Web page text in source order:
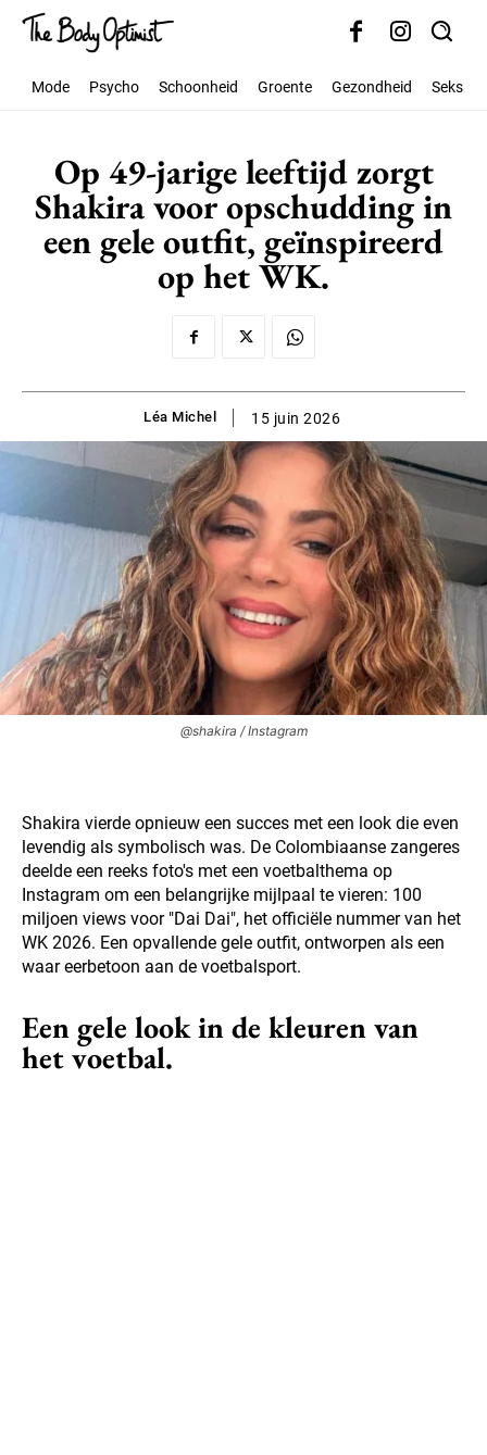
Mode Psycho Schoonheid Groente Gezondheid Seks
Op 49-jarige leeftijd zorgt
Shakira voor opschudding in
een gele outfit, geïnspireerd
op het WK.
Léa Michel 15 juin 2026
@shakira / Instagram
Shakira vierde opnieuw een succes met een look die even
levendig als symbolisch was. De Colombiaanse zangeres
deelde een reeks foto's met een voetbalthema op
Instagram om een belangrijke mijlpaal te vieren: 100
miljoen views voor "Dai Dai", het officiële nummer van het
WK 2026. Een opvallende gele outfit, ontworpen als een
waar eerbetoon aan de voetbalsport.
Een gele look in de kleuren van
het voetbal.